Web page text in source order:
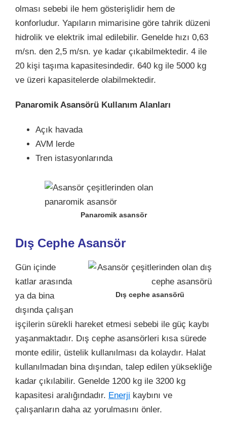
olması sebebi ile hem gösterişlidir hem de
konforludur. Yapıların mimarisine göre tahrik düzeni
hidrolik ve elektrik imal edilebilir. Genelde hızı 0,63
m/sn. den 2,5 m/sn. ye kadar çıkabilmektedir. 4 ile
20 kişi taşıma kapasitesindedir. 640 kg ile 5000 kg
ve üzeri kapasitelerde olabilmektedir.
Panaromik Asansörü Kullanım Alanları
Açık havada
AVM lerde
Tren istasyonlarında
Panaromik asansör
Dış Cephe Asansör
Dış cephe asansörü
Gün içinde
katlar arasında
ya da bina
dışında çalışan
işçilerin sürekli hareket etmesi sebebi ile güç kaybı
yaşanmaktadır. Dış cephe asansörleri kısa sürede
monte edilir, üstelik kullanılması da kolaydır. Halat
kullanılmadan bina dışından, talep edilen yüksekliğe
kadar çıkılabilir. Genelde 1200 kg ile 3200 kg
kapasitesi aralığındadır. Enerji kaybını ve
çalışanların daha az yorulmasını önler.